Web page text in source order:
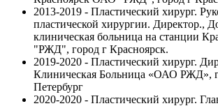
2013-2019 - Пластический хирург.
пластической хирургии. Директор.,
клиническая больница на станции
"РЖД", город г Красноярск.
2019-2020 - Пластический хирург.
Клиническая Больница «ОАО РЖД»,
Петербург
2020-2020 - Пластический хирург.